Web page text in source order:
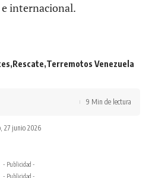
internacional.
Rescate Terremotos Venezuela
27 junio 2026
9 Min de lectura
- Publicidad -
- Publicidad -